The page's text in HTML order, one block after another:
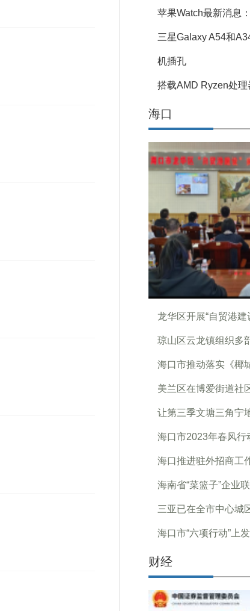
苹果Watch最新消息
三星Galaxy A54和
机插孔
搭载AMD Ryzen处
海口
龙华区开展“自贸港
琼山区云龙镇组织多
海口市推动落实《椰
美兰区在博爱街道社
让第三季文塘三角宁
海口市2023年春风行
海口推进驻外招商工
海南省“菜篮子”企业
三亚已在全市中心城
海口市“六项行动”上
财经